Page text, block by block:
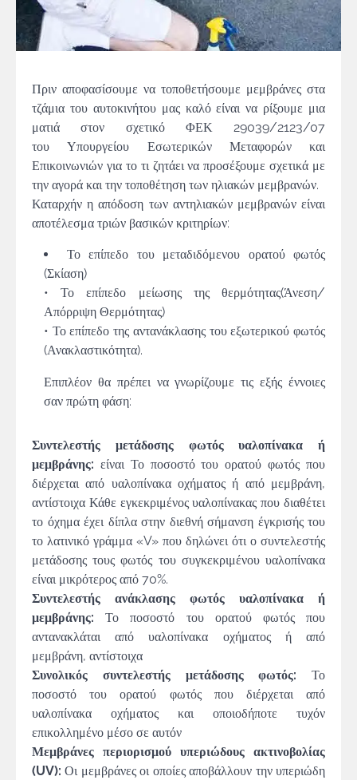
Πριν αποφασίσουμε να τοποθετήσουμε μεμβράνες στα
τζάμια του αυτοκινήτου μας καλό είναι να ρίξουμε μια
ματιά στον σχετικό ΦΕΚ 29039/2123/07
του Υπουργείου Εσωτερικών Μεταφορών και
Επικοινωνιών για το τι ζητάει να προσέξουμε σχετικά με
την αγορά και την τοποθέτηση των ηλιακών μεμβρανών.
Καταρχήν η απόδοση των αντηλιακών μεμβρανών είναι
αποτέλεσμα τριών βασικών κριτηρίων:
Το επίπεδο του μεταδιδόμενου ορατού φωτός
(Σκίαση)
• Το επίπεδο μείωσης της θερμότητας(Άνεση/
Απόρριψη Θερμότητας)
• Το επίπεδο της αντανάκλασης του εξωτερικού φωτός
(Ανακλαστικότητα).
Επιπλέον θα πρέπει να γνωρίζουμε τις εξής έννοιες
σαν πρώτη φάση:
Συντελεστής μετάδοσης φωτός υαλοπίνακα ή
μεμβράνης: είναι Το ποσοστό του ορατού φωτός που
διέρχεται από υαλοπίνακα οχήματος ή από μεμβράνη,
αντίστοιχα Κάθε εγκεκριμένος υαλοπίνακας που διαθέτει
το όχημα έχει δίπλα στην διεθνή σήμανση έγκρισής του
το λατινικό γράμμα «V» που δηλώνει ότι ο συντελεστής
μετάδοσης τους φωτός του συγκεκριμένου υαλοπίνακα
είναι μικρότερος από 70%.
Συντελεστής ανάκλασης φωτός υαλοπίνακα ή
μεμβράνης: Το ποσοστό του ορατού φωτός που
αντανακλάται από υαλοπίνακα οχήματος ή από
μεμβράνη, αντίστοιχα
Συνολικός συντελεστής μετάδοσης φωτός: Το
ποσοστό του ορατού φωτός που διέρχεται από
υαλοπίνακα οχήματος και οποιοδήποτε τυχόν
επικολλημένο μέσο σε αυτόν
Μεμβράνες περιορισμού υπεριώδους ακτινοβολίας
(UV): Οι μεμβράνες οι οποίες αποβάλλουν την υπεριώδη